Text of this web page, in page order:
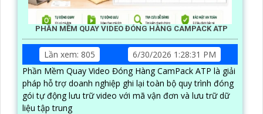
PHẦN MỀM QUAY VIDEO ĐÓNG HÀNG CAMPACK ATP
Lần xem: 805
6/30/2026 1:28:31 PM
Phần Mềm Quay Video Đóng Hàng CamPack ATP là giải
pháp hỗ trợ doanh nghiệp ghi lại toàn bộ quy trình đóng
gói tự động lưu trữ video với mã vận đơn và lưu trữ dữ
liệu tập trung